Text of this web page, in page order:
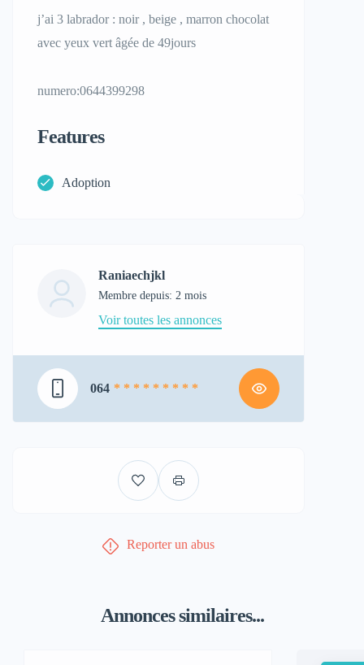
j’ai 3 labrador : noir , beige , marron chocolat
avec yeux vert âgée de 49jours
numero:0644399298
Features
Adoption
Raniaechjkl
Membre depuis: 2 mois
Voir toutes les annonces
064 * * * * * * * * *
Reporter un abus
Annonces similaires...